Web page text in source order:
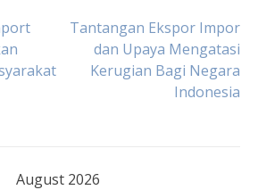
Tantangan Ekspor Impor
dan Upaya Mengatasi
Kerugian Bagi Negara
Indonesia
August 2026